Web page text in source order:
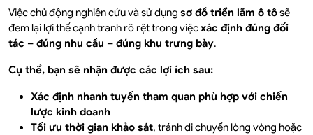
Việc chủ động nghiên cứu và sử dụng sơ đồ triển lãm ô tôsẽ
đem lại lợi thế cạnh tranh rõ rệt trong việcxác định đúng đối
tác – đúng nhu cầu – đúng khu trưng bày.
Cụ thể, bạn sẽ nhận được các lợi ích sau:
Xác định nhanh tuyến tham quan phù hợp với chiến
lược kinh doanh
Tối ưu thời gian khảo sát, tránh di chuyển lòng vòng hoặc